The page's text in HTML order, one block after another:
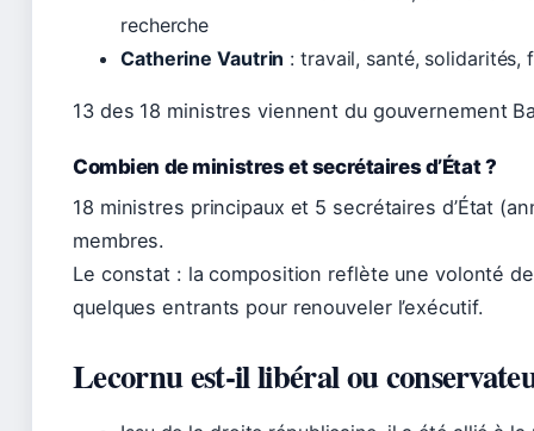
recherche
Catherine Vautrin : travail, santé, solidarités,
13 des 18 ministres viennent du gouvernement
Combien de ministres et secrétaires d’État ?
18 ministres principaux et 5 secrétaires d’État
membres.
Le constat : la composition reflète une volonté
quelques entrants pour renouveler l’exécutif.
Lecornu est‑il libéral ou